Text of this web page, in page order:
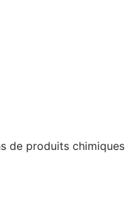
de produits chimiques